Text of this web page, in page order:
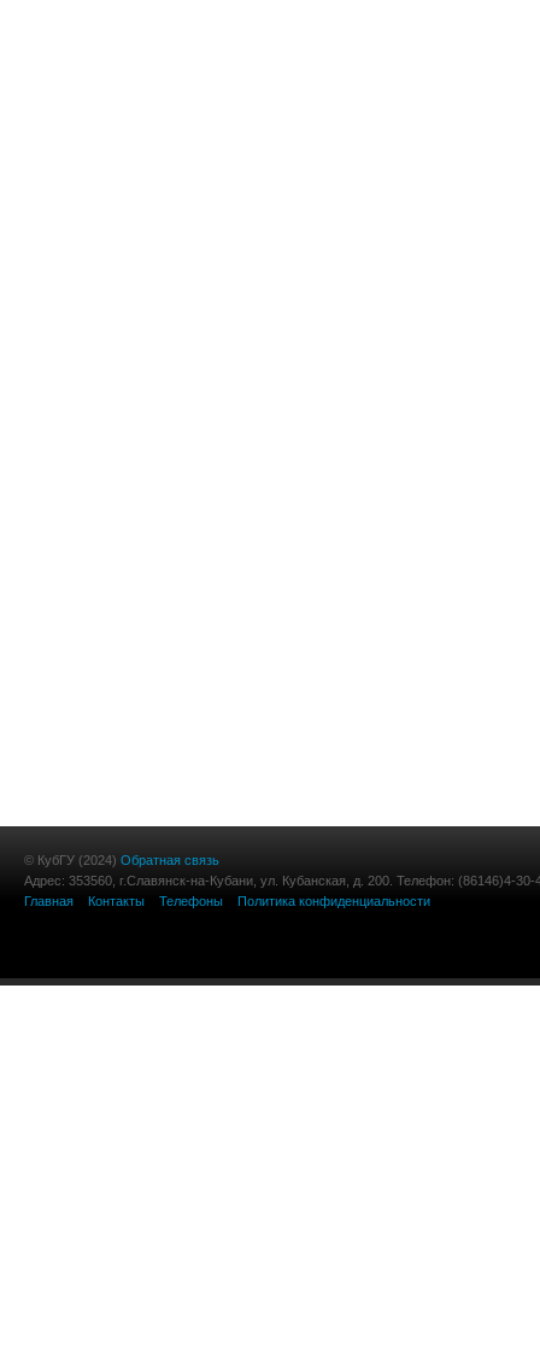
© КубГУ (2024) Обратная связь
Адрес: 353560, г.Славянск-на-Кубани, ул. Кубанская, д. 200. Телефон: (86146)4-30-
Главная
Контакты Телефоны Политика конфиденциальности